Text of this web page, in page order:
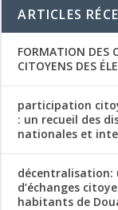
ARTICLES
FORMATION DES
CITOYENS DES
participation
: un recueil des
nationales et
décentralisation:
d’échanges
habitants de